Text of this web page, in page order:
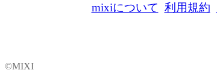
mixiについて 利用規約
©MIXI